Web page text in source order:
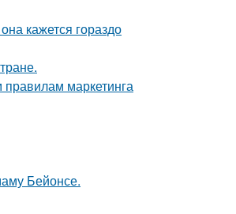
кажется гораздо
правилам маркетинга
Бейонсе.